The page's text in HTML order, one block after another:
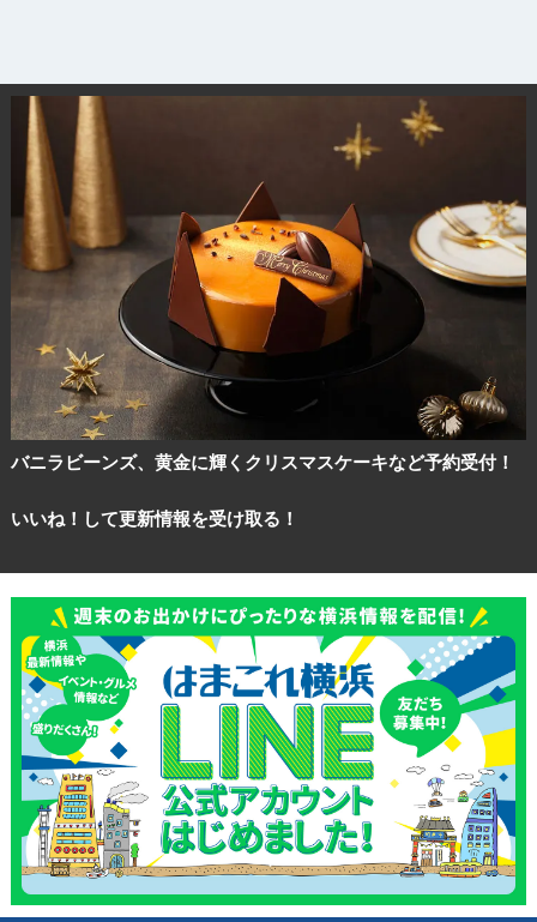
バニラビーンズ、黄金に輝くクリスマスケーキなど予約受付！
いいね！して更新情報を受け取る！
観光ガイド
ランキング
ブログ記事
サイトについて